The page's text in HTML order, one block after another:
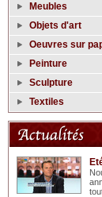
Meubles
Objets d'art
Oeuvres sur
Peinture
Sculpture
Textiles